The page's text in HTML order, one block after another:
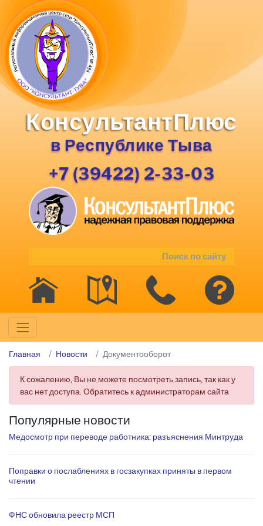
КонсультантПлюс
в Республике Тыва
+7 (39422) 2-33-03
Главная Новости Документооборот
К сожалению, Вы не можете посмотреть запись, так как у
вас нет доступа. Обратитесь к администраторам сайта
Популярные новости
Медосмотр при переводе работника: разъяснения Минтруда
Поправки о послаблениях в госзакупках приняты в первом
чтении
ФНС обновила реестр МСП